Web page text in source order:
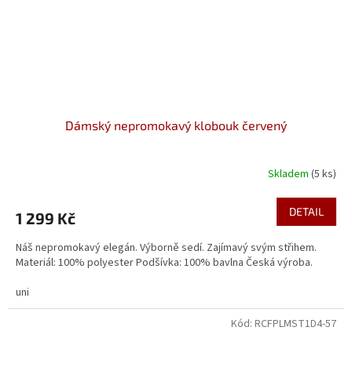
Dámský nepromokavý klobouk červený
je
z
5
Skladem(5 ks)
1 299 Kč DETAIL
Náš nepromokavý elegán. Výborně sedí. Zajímavý svým střihem.
Materiál: 100% polyester Podšívka: 100% bavlna Česká výroba.
uni
Kód: RCFPLMST1D4-57